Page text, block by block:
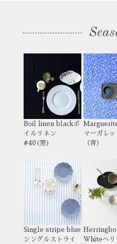
Boil linen blackボ
イルリネン
#40(黒)
マーガレッ
（青）
Single stripe blue
シングルストライ
Whiteヘリ